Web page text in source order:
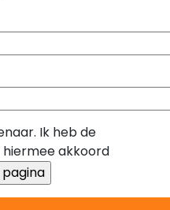
Ik heb de
hiermee akkoord